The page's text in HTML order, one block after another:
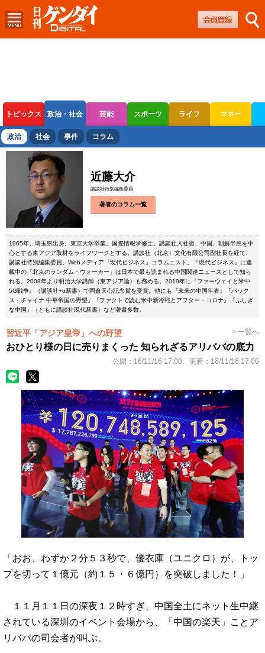
トピックス 政治・社会 芸能 スポーツ ライフ マネー
ボートレース 競輪 オートレース
政治 社会 事件 コラム
近藤大介
講談社特別編集委員
著者のコラム一覧
1965年、埼玉県出身。東京大学卒業。国際情報学修士。講談社入社後、中国、朝鮮半島を中
心とする東アジア取材をライフワークとする。講談社（北京）文化有限公司副社長を経て、
講談社特別編集委員。Webメディア『現代ビジネス』コラムニスト。『現代ビジネス』に連
載中の「北京のランダム・ウォーカー」は日本で最も読まれる中国関連ニュースとして知ら
れる。2008年より明治大学講師（東アジア論）も務める。2019年に『ファーウェイと米中
5G戦争』（講談社+α新書）で岡倉天心記念賞を受賞。他にも『未来の中国年表』『パック
ス・チャイナ 中華帝国の野望』『ファクトで読む米中新冷戦とアフター・コロナ』『ふしぎ
な中国』（ともに講談社現代新書）など著書多数。
習近平「アジア皇帝」への野望 > 一覧へ
おひとり様の日に売りまくった 知られざるアリババの底力
公開： 16/11/16 17:00 更新： 16/11/16 17:00
「おお、わずか２分５３秒で、優衣庫（ユニクロ）が、トッ
プを切って１億元（約１５・６億円）を突破しました！」
１１月１１日の深夜１２時すぎ、中国全土にネット生中継
されている深圳のイベント会場から、「中国の楽天」ことア
リババの司会者が叫ぶ。